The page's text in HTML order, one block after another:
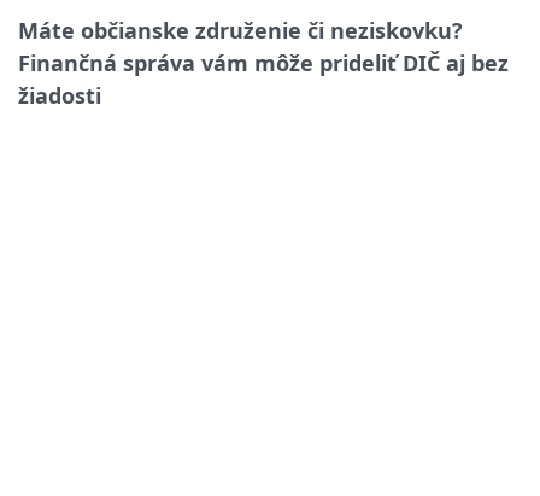
Máte občianske združenie či neziskovku?
Finančná správa vám môže prideliť DIČ aj bez
žiadosti